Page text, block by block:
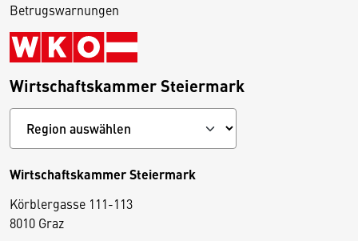
Betrugswarnungen
Wirtschaftskammer Steiermark
Wirtschaftskammer Steiermark
Körblergasse 111-113
8010 Graz
D
i